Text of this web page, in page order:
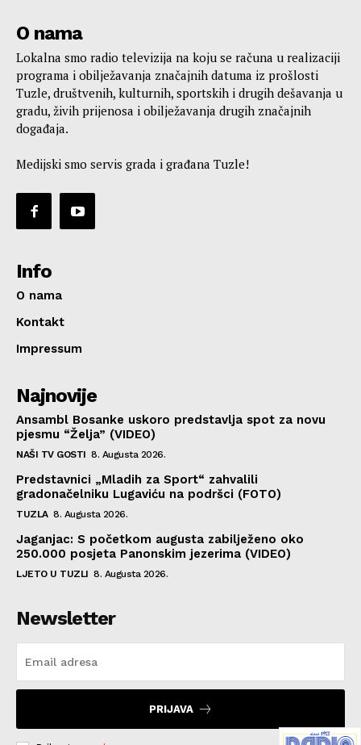
O nama
Lokalna smo radio televizija na koju se računa u realizaciji
programa i obilježavanja značajnih datuma iz prošlosti
Tuzle, društvenih, kulturnih, sportskih i drugih dešavanja u
gradu, živih prijenosa i obilježavanja drugih značajnih
događaja.
Medijski smo servis grada i građana Tuzle!
Info
O nama
Kontakt
Impressum
Najnovije
Ansambl Bosanke uskoro predstavlja spot za novu
pjesmu “Želja” (VIDEO)
NAŠI TV GOSTI 8. Augusta 2026.
Predstavnici „Mladih za Sport“ zahvalili
gradonačelniku Lugaviću na podršci (FOTO)
TUZLA 8. Augusta 2026.
Jaganjac: S početkom augusta zabilježeno oko
250.000 posjeta Panonskim jezerima (VIDEO)
LJETO U TUZLI 8. Augusta 2026.
Newsletter
PRIJAVA